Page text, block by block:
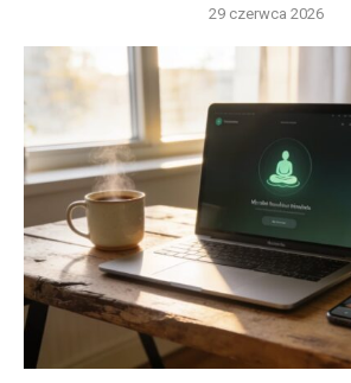
29 czerwca 2026